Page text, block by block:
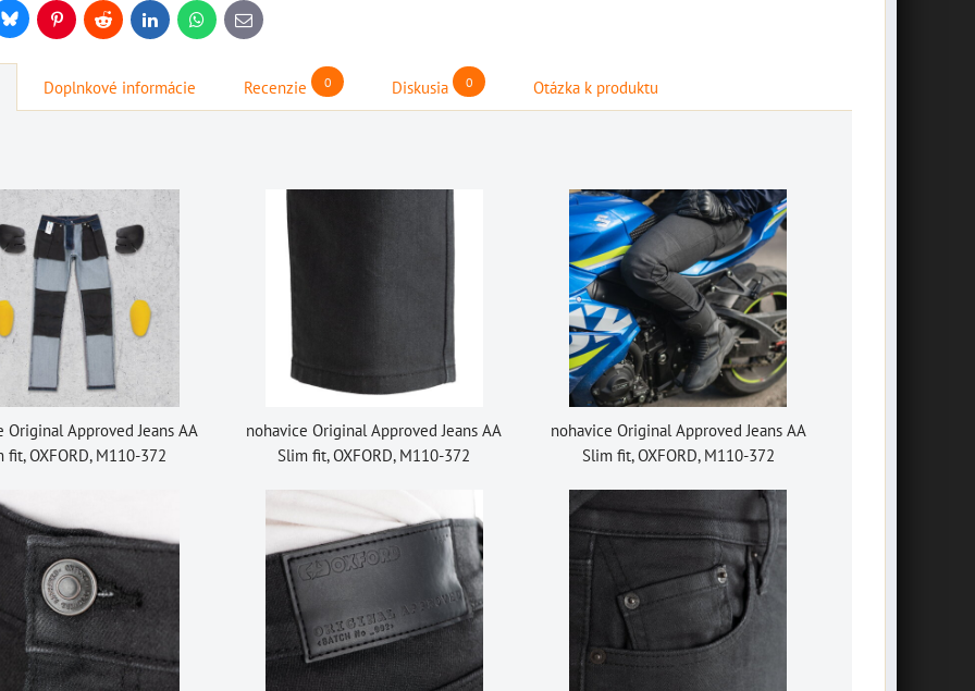
BlueskyPinterestReddit LinkedInWhatsApp
E-
mail
Doplnkové informácie Recenzie 0 Diskusia 0 Otázka k produktu
Original Approved Jeans AA
fit, OXFORD, M110-372
nohavice Original Approved Jeans AA
Slim fit, OXFORD, M110-372
nohavice Original Approved Jeans AA
Slim fit, OXFORD, M110-372